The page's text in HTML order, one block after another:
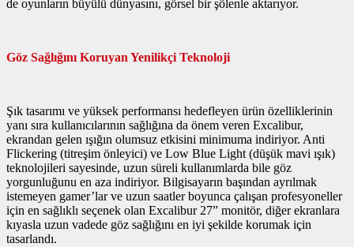
de oyunların büyülü dünyasını, görsel bir şölenle aktarıyor.
Göz Sağlığını Koruyan Yenilikçi Teknoloji
Şık tasarımı ve yüksek performansı hedefleyen ürün özelliklerinin
yanı sıra kullanıcılarının sağlığına da önem veren Excalibur,
ekrandan gelen ışığın olumsuz etkisini minimuma indiriyor. Anti
Flickering (titreşim önleyici) ve Low Blue Light (düşük mavi ışık)
teknolojileri sayesinde, uzun süreli kullanımlarda bile göz
yorgunluğunu en aza indiriyor. Bilgisayarın başından ayrılmak
istemeyen gamer’lar ve uzun saatler boyunca çalışan profesyoneller
için en sağlıklı seçenek olan Excalibur 27” monitör, diğer ekranlara
kıyasla uzun vadede göz sağlığını en iyi şekilde korumak için
tasarlandı.